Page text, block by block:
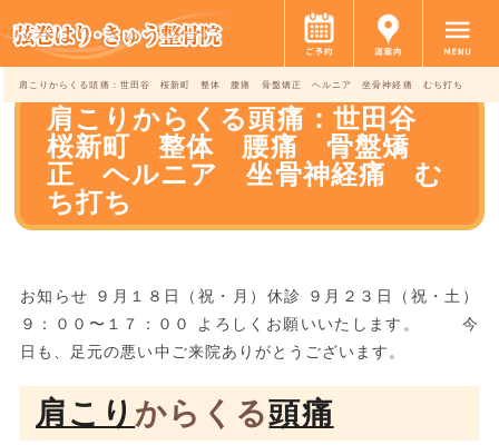
肩こりからくる頭痛：世田谷 桜新町 整体 腰痛 骨盤矯正 ヘルニア 坐骨神経痛 むち打ち
肩こりからくる頭痛：世田谷
桜新町 整体 腰痛 骨盤矯
正 ヘルニア 坐骨神経痛 む
ち打ち
お知らせ ９月１８日（祝・月）休診 ９月２３日（祝・土）
９：００〜１７：００ よろしくお願いいたします。 今
日も、足元の悪い中ご来院ありがとうございます。
肩こり からくる頭痛